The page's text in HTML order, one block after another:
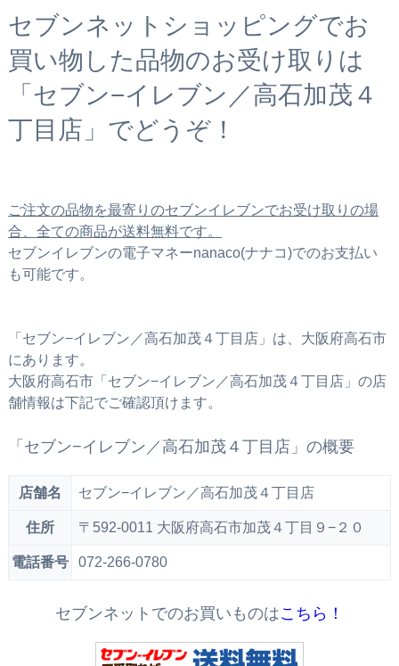
セブンネットショッピングでお
買い物した品物のお受け取りは
「セブン−イレブン／高石加茂４
丁目店」でどうぞ！
ご注文の品物を最寄りのセブンイレブンでお受け取りの場
合、全ての商品が送料無料です。
セブンイレブンの電子マネーnanaco(ナナコ)でのお支払い
も可能です。
「セブン−イレブン／高石加茂４丁目店」は、大阪府高石市
にあります。
大阪府高石市「セブン−イレブン／高石加茂４丁目店」の店
舗情報は下記でご確認頂けます。
「セブン−イレブン／高石加茂４丁目店」の概要
店舗名 セブン−イレブン／高石加茂４丁目店
住所 〒592-0011 大阪府高石市加茂４丁目９−２０
電話番号 072-266-0780
セブンネットでのお買いものはこちら！